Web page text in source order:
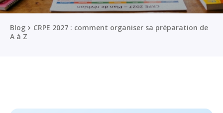
Blog
CRPE 2027 : comment organiser sa préparation de
A à Z